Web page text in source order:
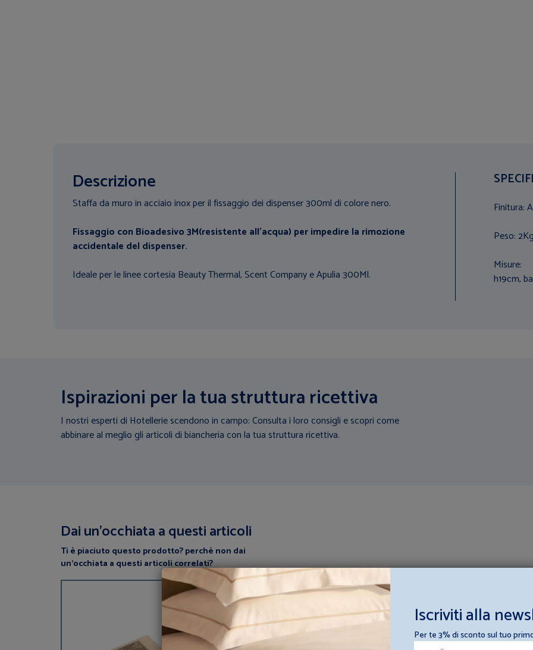
Descrizione
Staffa da muro in acciaio inox per il fissaggio dei dispenser 300ml di colore nero.
Fissaggio con Bioadesivo 3M(resistente all'acqua) per impedire la rimozione
accidentale del dispenser.
Ideale per le linee cortesia Beauty Thermal, Scent Company e Apulia 300Ml.
Finitura:
Peso: 2Kg
Misure:
h19cm,
Ispirazioni per la tua struttura ricettiva
I nostri esperti di Hotellerie scendono in campo: Consulta i loro consigli e scopri come
abbinare al meglio gli articoli di biancheria con la tua struttura ricettiva.
Dai un’occhiata a questi articoli
Ti è piaciuto questo prodotto? perchè non dai
un’occhiata a questi articoli correlati?
BEST
PREZZO RIBASSATO
Iscriviti alla
Per te 3% di sconto sul tuo